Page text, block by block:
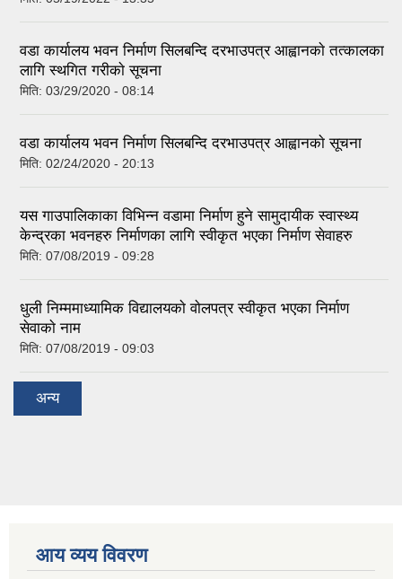
वडा कार्यालय भवन निर्माण सिलबन्दि दरभाउपत्र आह्वानकाे तत्कालका
लागि स्थगित गरीकाे सूचना
मिति: 03/29/2020 - 08:14
वडा कार्यालय भवन निर्माण सिलबन्दि दरभाउपत्र आह्वानकाे सूचना
मिति: 02/24/2020 - 20:13
यस गाउपालिकाका विभिन्न वडामा निर्माण हुने सामुदायीक स्वास्थ्य
केन्द्रका भवनहरु निर्माणका लागि स्वीकृत भएका निर्माण सेवाहरु
मिति: 07/08/2019 - 09:28
धुली निम्ममाध्यामिक विद्यालयकाे वाेलपत्र स्वीकृत भएका निर्माण
सेवाकाे नाम
मिति: 07/08/2019 - 09:03
अन्य
आय व्यय विवरण